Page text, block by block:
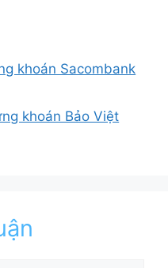
khoán Sacombank
khoán Bảo Việt